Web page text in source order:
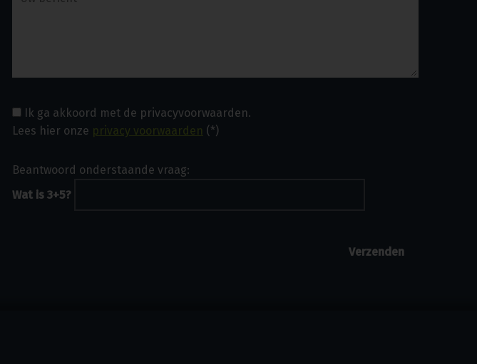
Ik ga akkoord met de privacyvoorwaarden.
Lees hier onze privacy voorwaarden (*)
Beantwoord onderstaande vraag:
Wat is 3+5?